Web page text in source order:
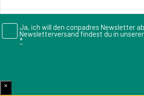
Ja, ich will den conpadres Newsletter
Newsletterversand findest du in
*
×